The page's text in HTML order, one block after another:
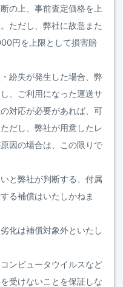
の上、事前査定価格を上
ただし、弊社に故意また
円を上限として損害賠
紛失が発生した場合、弊
、ご利用になった運送サ
対応が必要があれば、可
だし、弊社が用意したレ
因の場合は、この限りで
と弊社が判断する、付属
る補償はいたしかねま
化は補償対象外といたし
ンピュータウイルスなど
受けないことを保証しな